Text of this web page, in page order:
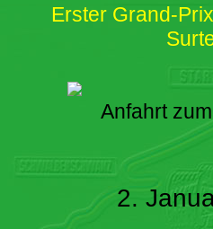
Erster Grand-
Anfahrt
2.